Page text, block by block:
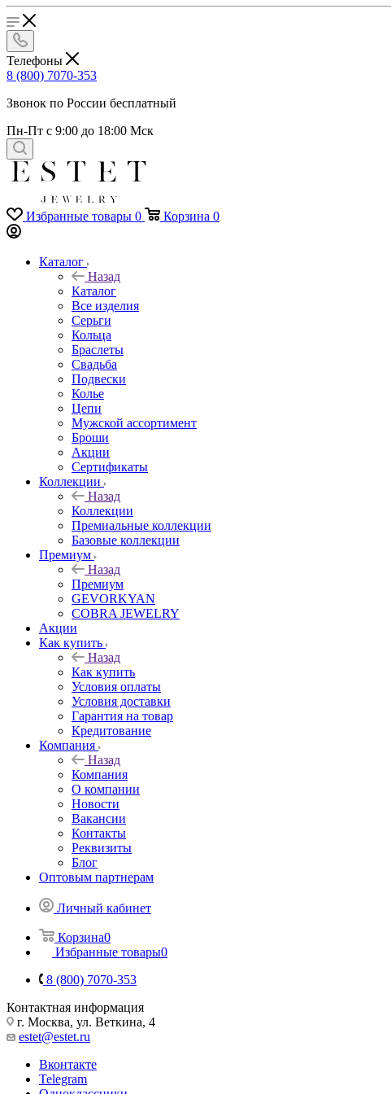
Телефоны
8 (800) 7070-353
Звонок по России бесплатный
Пн-Пт с 9:00 до 18:00 Мск
Избранные товары 0 Корзина 0
Каталог
Назад
Каталог
Все изделия
Серьги
Кольца
Браслеты
Свадьба
Подвески
Колье
Цепи
Мужской ассортимент
Броши
Акции
Сертификаты
Коллекции
Назад
Коллекции
Премиальные коллекции
Базовые коллекции
Премиум
Назад
Премиум
GEVORKYAN
COBRA JEWELRY
Акции
Как купить
Назад
Как купить
Условия оплаты
Условия доставки
Гарантия на товар
Кредитование
Компания
Назад
Компания
О компании
Новости
Вакансии
Контакты
Реквизиты
Блог
Оптовым партнерам
Личный кабинет
Корзина0
Избранные товары0
8 (800) 7070-353
Контактная информация
г. Москва, ул. Веткина, 4
estet@estet.ru
Вконтакте
Telegram